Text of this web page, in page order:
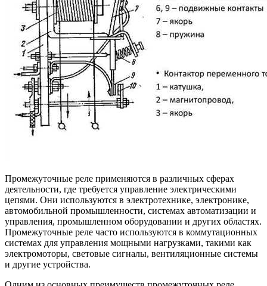
Промежуточные реле применяются в различных сферах
деятельности, где требуется управление электрическими
цепями. Они используются в электротехнике, электронике,
автомобильной промышленности, системах автоматизации и
управления, промышленном оборудовании и других областях.
Промежуточные реле часто используются в коммутационных
системах для управления мощными нагрузками, такими как
электромоторы, световые сигналы, вентиляционные системы
и другие устройства.